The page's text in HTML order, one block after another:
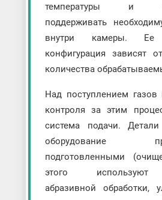
температуры и
поддерживать
внутри камеры.
конфигурация зависят
количества
Над поступлением газов
контроля за этим
система подачи.
оборудование
подготовленными
этого используют
абразивной обработки,